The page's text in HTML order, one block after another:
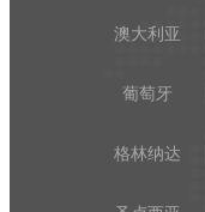
澳大利亚
葡萄牙
格林纳达